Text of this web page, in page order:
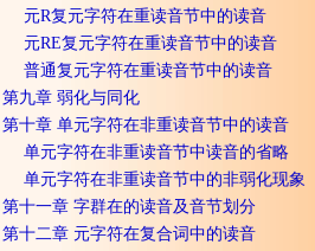
元R复元字符在重读音节中的读音
元RE复元字符在重读音节中的读音
普通复元字符在重读音节中的读音
第九章 弱化与同化
第十章 单元字符在非重读音节中的读音
单元字符在非重读音节中读音的省略
单元字符在非重读音节中的非弱化现象
第十一章 字群在的读音及音节划分
第十二章 元字符在复合词中的读音